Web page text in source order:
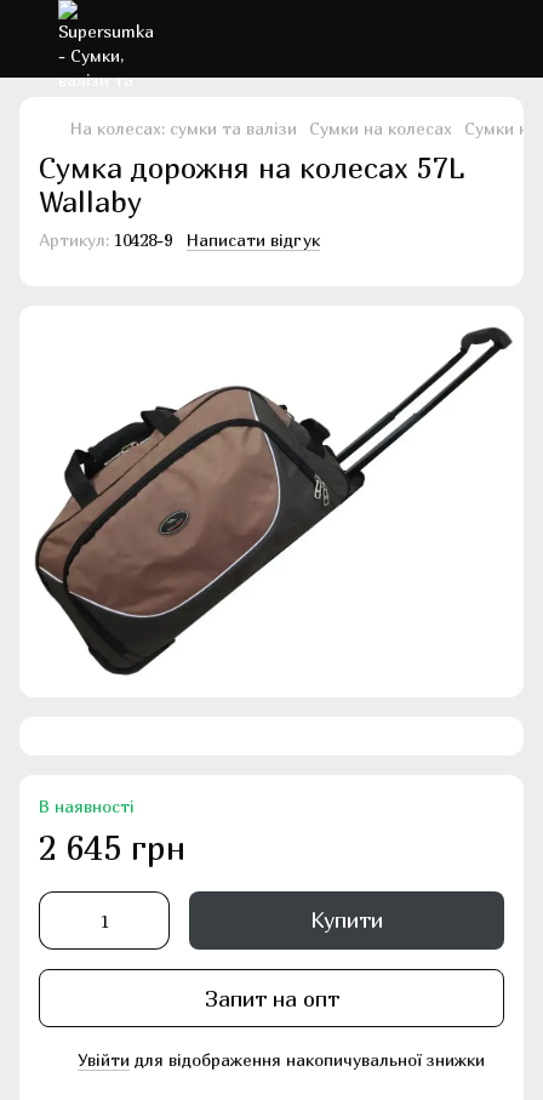
На колесах: сумки та валізи Сумки на колесах Сумки на
Сумка дорожня на колесах 57L
Wallaby
Артикул: 10428-9 Написати відгук
В наявності
2 645 грн
Купити
Запит на опт
Увійти для відображення накопичувальної знижки